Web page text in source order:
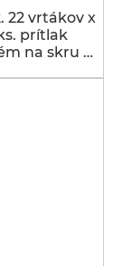
22 vrtákov x
prítlak
na skru …